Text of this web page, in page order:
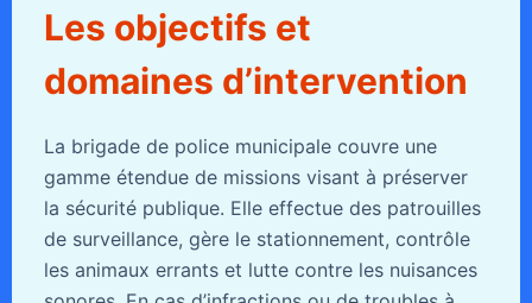
Les objectifs et
domaines d’intervention
La brigade de police municipale couvre une
gamme étendue de missions visant à préserver
la sécurité publique. Elle effectue des patrouilles
de surveillance, gère le stationnement, contrôle
les animaux errants et lutte contre les nuisances